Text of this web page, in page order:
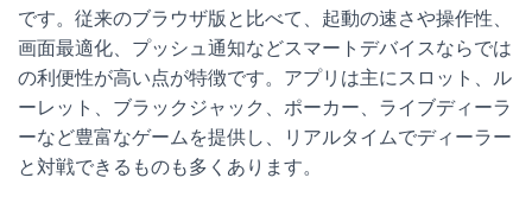
です。従来のブラウザ版と比べて、起動の速さや操作性、
画面最適化、プッシュ通知などスマートデバイスならでは
の利便性が高い点が特徴です。アプリは主にスロット、ル
ーレット、ブラックジャック、ポーカー、ライブディーラ
ーなど豊富なゲームを提供し、リアルタイムでディーラー
と対戦できるものも多くあります。